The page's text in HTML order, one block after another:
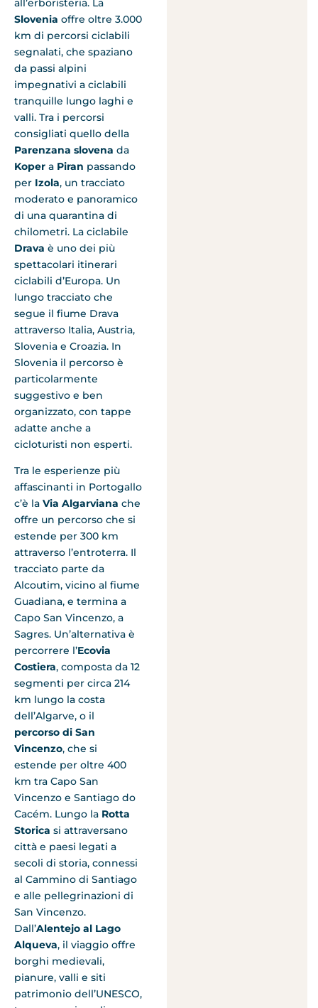
all’erboristeria. La
Slovenia offre oltre 3.000
km di percorsi ciclabili
segnalati, che spaziano
da passi alpini
impegnativi a ciclabili
tranquille lungo laghi e
valli. Tra i percorsi
consigliati quello della
Parenzana slovena da
Koper a Piran passando
per Izola, un tracciato
moderato e panoramico
di una quarantina di
chilometri. La ciclabile
Drava è uno dei più
spettacolari itinerari
ciclabili d’Europa. Un
lungo tracciato che
segue il fiume Drava
attraverso Italia, Austria,
Slovenia e Croazia. In
Slovenia il percorso è
particolarmente
suggestivo e ben
organizzato, con tappe
adatte anche a
cicloturisti non esperti.
Tra le esperienze più
affascinanti in Portogallo
c’è la Via Algarviana che
offre un percorso che si
estende per 300 km
attraverso l’entroterra. Il
tracciato parte da
Alcoutim, vicino al fiume
Guadiana, e termina a
Capo San Vincenzo, a
Sagres. Un’alternativa è
percorrere l’Ecovia
Costiera, composta da 12
segmenti per circa 214
km lungo la costa
dell’Algarve, o il
percorso di San
Vincenzo, che si
estende per oltre 400
km tra Capo San
Vincenzo e Santiago do
Cacém. Lungo la Rotta
Storica si attraversano
città e paesi legati a
secoli di storia, connessi
al Cammino di Santiago
e alle pellegrinazioni di
San Vincenzo.
Dall’Alentejo al Lago
Alqueva, il viaggio offre
borghi medievali,
pianure, valli e siti
patrimonio dell’UNESCO,